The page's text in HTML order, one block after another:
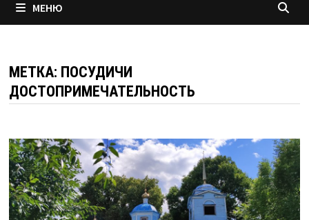
МЕНЮ
МЕТКА: ПОСУДИЧИ
ДОСТОПРИМЕЧАТЕЛЬНОСТЬ